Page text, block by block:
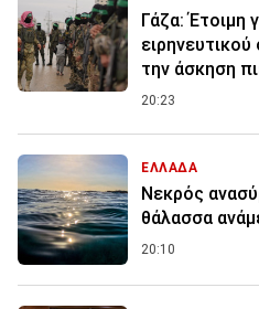
Γάζα: Έτοιμη
την άσκηση
20:23
ΕΛΛΑΔΑ
Νεκρός
θάλασσα
20:10